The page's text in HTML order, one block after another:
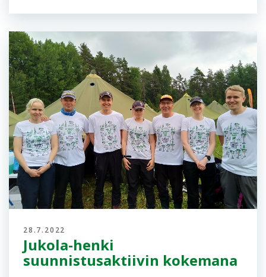
28.7.2022
Jukola-henki
suunnistusaktiivin kokemana